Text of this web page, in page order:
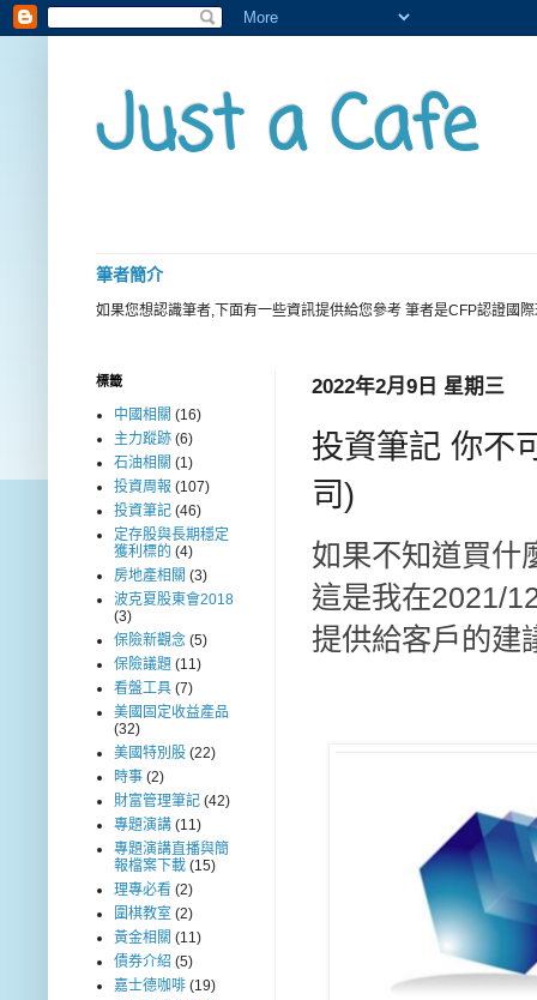
Just a Cafe
筆者簡介
如果您想認識筆者,下面有一些資訊提供給您參考 筆者是CFP認證國
2022年2月9日 星期三
投資筆記 你不
司)
如果不知道買什
這是我在2021/
提供給客戶的建
標籤
中國相關 (16)
主力蹤跡 (6)
石油相關 (1)
投資周報 (107)
投資筆記 (46)
定存股與長期穩定
獲利標的 (4)
房地產相關 (3)
波克夏股東會2018
(3)
保險新觀念 (5)
保險議題 (11)
看盤工具 (7)
美國固定收益產品
(32)
美國特別股 (22)
時事 (2)
財富管理筆記 (42)
專題演講 (11)
專題演講直播與簡
報檔案下載 (15)
理專必看 (2)
圍棋教室 (2)
黃金相關 (11)
債券介紹 (5)
嘉士德咖啡 (19)